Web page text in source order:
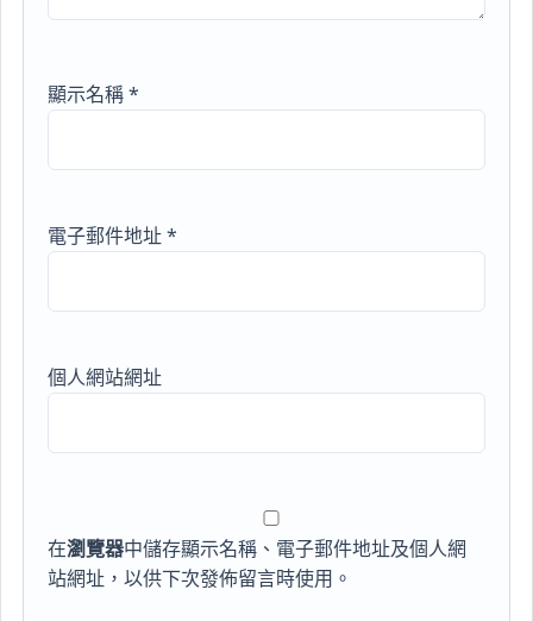
顯示名稱*
電子郵件地址*
個人網站網址
在瀏覽器中儲存顯示名稱、電子郵件地址及個人網
站網址，以供下次發佈留言時使用。